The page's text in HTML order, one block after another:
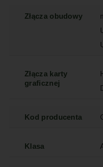
Złącza obudowy
Złącza karty
graficznej
Kod producenta
Klasa